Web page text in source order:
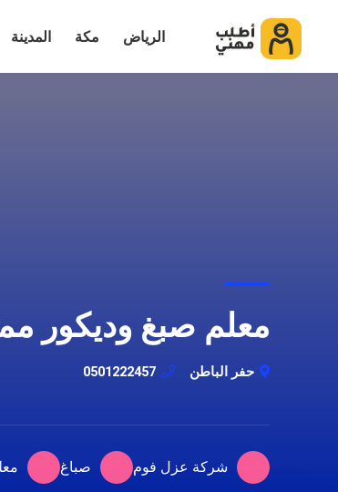
الرياض مكة المدينة
معلم صبغ وديكور
حفر الباطن 0501222457
شركة عزل فوم صباغ